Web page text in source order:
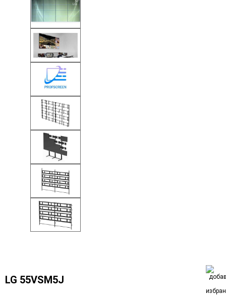
LG 55VSM5J